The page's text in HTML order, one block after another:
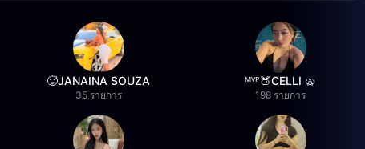
🥵JANAINA SOUZA
35 รายการ
ᴹⱽᴾ🍑CELLI 🥨
198 รายการ